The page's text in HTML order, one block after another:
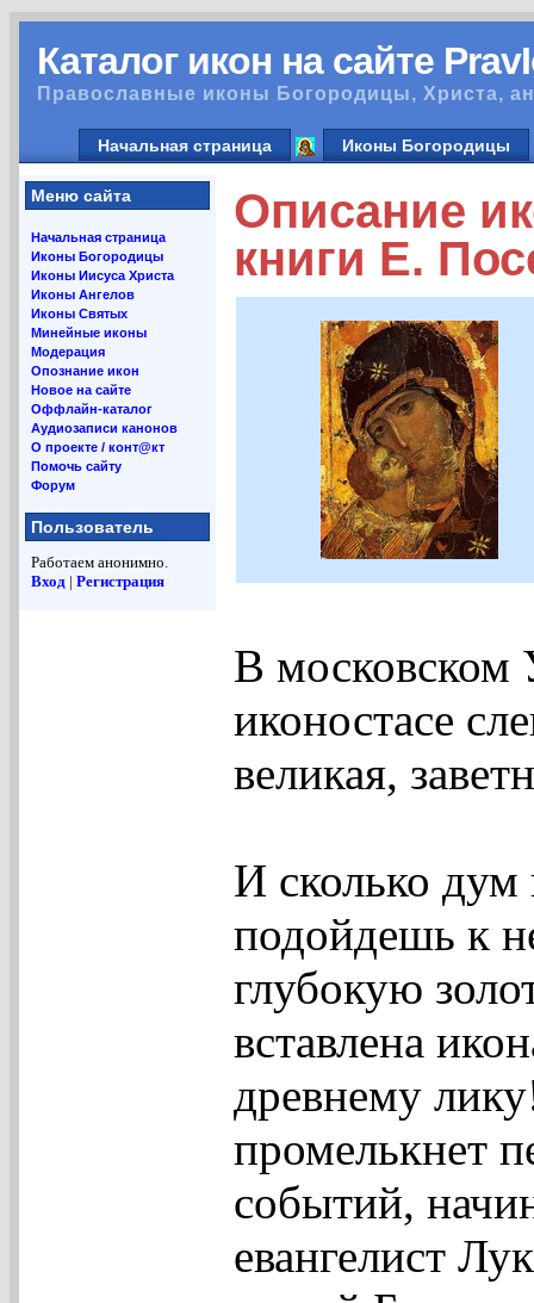
Каталог икон на сайте
Православные иконы Богородицы, Христа,
Начальная страница Иконы Богородицы
Меню сайта
Начальная страница
Иконы Богородицы
Иконы Иисуса Христа
Иконы Ангелов
Иконы Святых
Минейные иконы
Модерация
Опознание икон
Новое на сайте
Оффлайн-каталог
Аудиозаписи канонов
О проекте / конт@кт
Помочь сайту
Форум
Пользователь
Работаем анонимно.
Вход | Регистрация
Описание
книги Е.
В московском
иконостасе
великая,
И сколько дум
подойдешь к
глубокую
вставлена
древнему
промелькнет
событий,
евангелист